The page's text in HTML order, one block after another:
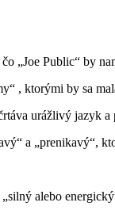
„Joe Public“ by
, ktorými by sa
urážlivý jazyk a
a „prenikavý“,
alebo